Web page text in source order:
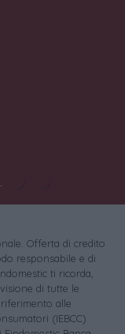
Offerta di credito
responsabile e di
ti ricorda,
di tutte le
alle
(IEBCC)